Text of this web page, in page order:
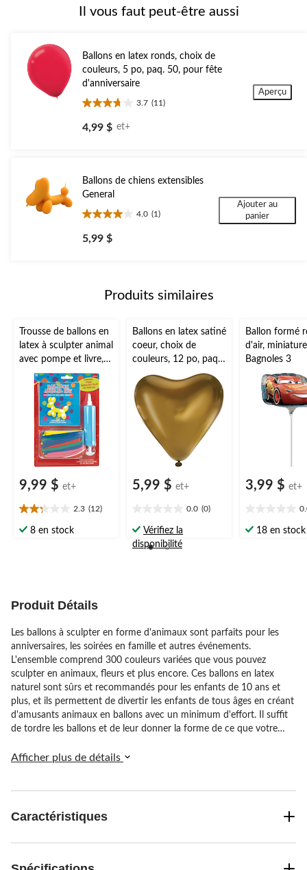
Il vous faut peut-être aussi
Ballons en latex ronds, choix de
couleurs, 5 po, paq. 50, pour fête
d'anniversaire
3.7 (11)
3.7
étoile(s)
sur
4,99 $ et+
Aperçu
Ballons de chiens extensibles
General
4.0 (1)
4.0
étoile(s)
sur
5,99 $
Ajouter au
panier
Produits similaires
Trousse de ballons en
latex à sculpter animal
avec pompe et livre,
multicolore, 11 po,
paq. 40, pour fête
d'anniversaire
9,99 $ et+
2.3 (12)
2.3
étoile(s)
8 en stock
Ballons en latex satiné
coeur, choix de
couleurs, 12 po, paq.
6, pour fête
d'anniversaire
5,99 $ et+
0.0 (0)
étoile(s)
sur
Vérifiez la
disponibilité
Ballon formé
d'air,
Bagnoles 3
3,99 $ et+
étoile(s)
18 en stock
Produit Détails
Les ballons à sculpter en forme d'animaux sont parfaits pour les
anniversaires, les soirées en famille et autres événements.
L'ensemble comprend 300 couleurs variées que vous pouvez
sculpter en animaux, fleurs et plus encore. Ces ballons en latex
naturel sont sûrs et recommandés pour les enfants de 10 ans et
plus, et ils permettent de divertir les enfants de tous âges en créant
d'amusants animaux en ballons avec un minimum d'effort. Il suffit
de tordre les ballons et de leur donner la forme de ce que votre
lors de votre prochaine réunion.
Afficher plus de détails
Caractéristiques